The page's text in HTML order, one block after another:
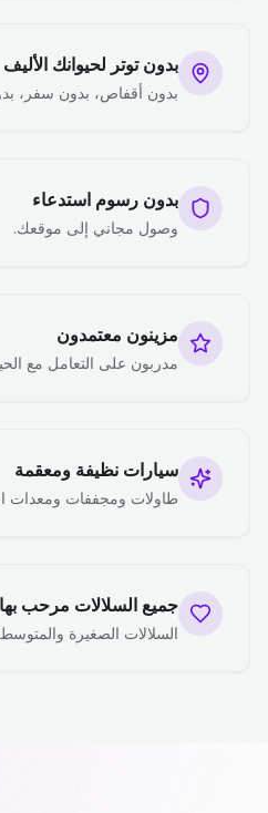
بدون توتر لحيوانك الأليف
بدون أقفاص، بدون سفر،
بدون رسوم استدعاء
وصول مجاني إلى موقعك.
مزينون معتمدون
مدربون على التعامل مع
سيارات نظيفة ومعقمة
طاولات ومجففات ومعدات
جميع السلالات مرحب بها
السلالات الصغيرة